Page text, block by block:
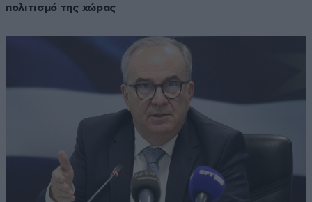
πολιτισμό της χώρας